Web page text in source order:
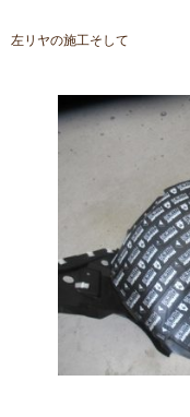
左リヤの施工そして